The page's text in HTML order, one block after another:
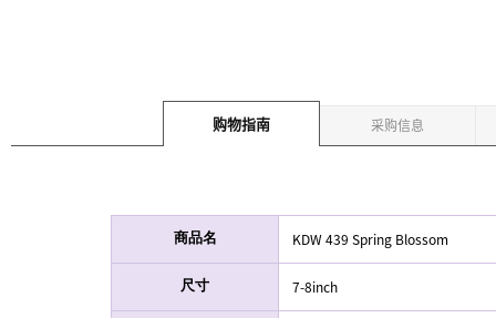
购物指南 采购信息
商品名 KDW 439 Spring Blossom
尺寸 7-8inch